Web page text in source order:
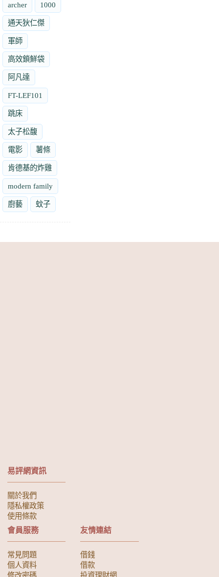
archer 1000
通天狄仁傑
軍師
高效鎖鮮袋
阿凡達
FT-LEF101
跳床
太子松馥
電影 薯條
肯德基的炸雞
modern family
廚藝 蚊子
易評網資訊
關於我們
隱私權政策
使用條款
會員服務
常見問題
個人資料
修改密碼
友情連結
借錢
借款
投資理財網